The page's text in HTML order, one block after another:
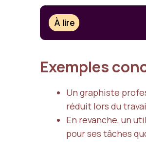
À lire
Exemples
Un graphiste
réduit lors du
En revanche, un
pour ses tâches